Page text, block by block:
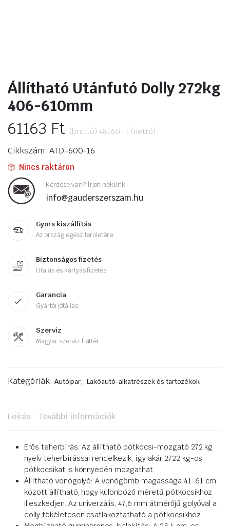
Állítható Utánfutó Dolly 272kg
406-610mm
61163 Ft (bruttó) 48160 Ft (nettó)
Cikkszám: ATD-600-16
Nincs raktáron
Kérdése van? Írjon nekünk!
info@gauderszerszam.hu
Gyors kiszállítás
Az ország egész területére
Biztonságos fizetés
Utalás és kártyás fizetés.
Garancia
Gyártói jótállás
Szerviz
Magyar szerviz háttér
Kategóriák: Autóipar, Lakóautó-alkatrészek és tartozékok
Leírás További információk
Erős teherbírás: Az állítható pótkocsi-mozgató 272 kg
nyelv teherbírással rendelkezik, így akár 2722 kg-os
pótkocsikat is könnyedén mozgathat.
Állítható vonógolyó: A vonógömb magassága 41-61 cm
között állítható, hogy különböző méretű pótkocsikhoz
illeszkedjen. Az univerzális, 47,6 mm átmérőjű golyóval a
dolly tökéletesen csatlakoztatható a pótkocsikhoz.